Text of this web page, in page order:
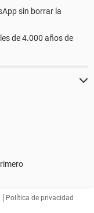
sin borrar la
de 4.000 años de
Política de privacidad